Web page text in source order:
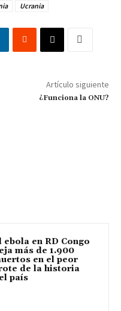
Ucrania
Artículo siguiente
¿Funciona la ONU?
ebola en RD Congo
más de 1.900
en el peor
de la historia
país